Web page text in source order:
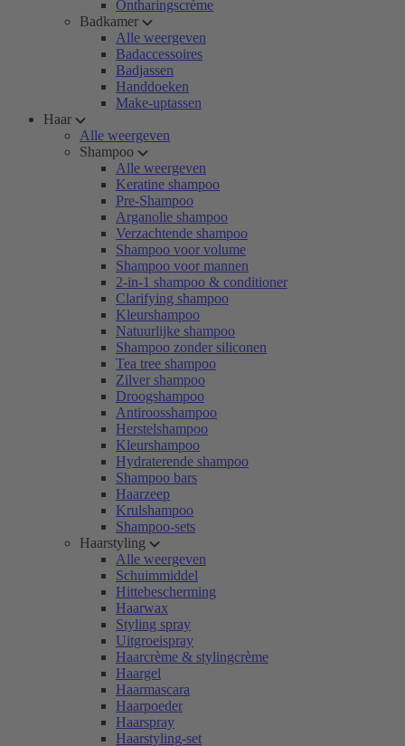
Ontharingscrème
Badkamer
Alle weergeven
Badaccessoires
Badjassen
Handdoeken
Make-uptassen
Haar
Alle weergeven
Shampoo
Alle weergeven
Keratine shampoo
Pre-Shampoo
Arganolie shampoo
Verzachtende shampoo
Shampoo voor volume
Shampoo voor mannen
2-in-1 shampoo & conditioner
Clarifying shampoo
Kleurshampoo
Natuurlijke shampoo
Shampoo zonder siliconen
Tea tree shampoo
Zilver shampoo
Droogshampoo
Antiroosshampoo
Herstelshampoo
Kleurshampoo
Hydraterende shampoo
Shampoo bars
Haarzeep
Krulshampoo
Shampoo-sets
Haarstyling
Alle weergeven
Schuimmiddel
Hittebescherming
Haarwax
Styling spray
Uitgroeispray
Haarcrème & stylingcrème
Haargel
Haarmascara
Haarpoeder
Haarspray
Haarstyling-set